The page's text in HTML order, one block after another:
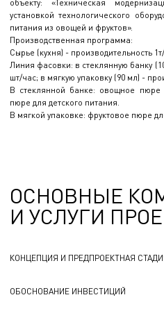
объекту: «Техническая
установкой технологического
питания из овощей и фруктов».
Производственная программа:
Сырье (кухня) - производительность
Линия фасовки: в стеклянную банку
шт/час; в мягкую упаковку (90 мл) -
В стеклянной банке: овощное пюре
пюре для детского питания.
В мягкой упаковке: фруктовое пюре
ОСНОВНЫЕ
И УСЛУГИ
КОНЦЕПЦИЯ И ПРЕДПРОЕКТНАЯ
ОБОСНОВАНИЕ ИНВЕСТИЦИЙ